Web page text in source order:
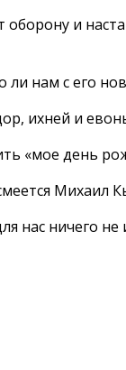
и
ли нам с его
ихней и
«мое день
Михаил
нас ничего не